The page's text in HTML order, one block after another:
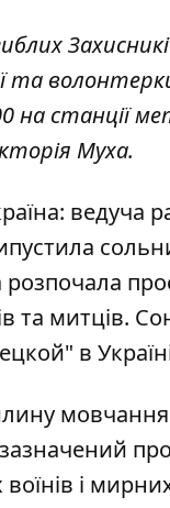
та
на станції
Муха.
ведуча
та митців.
в
і